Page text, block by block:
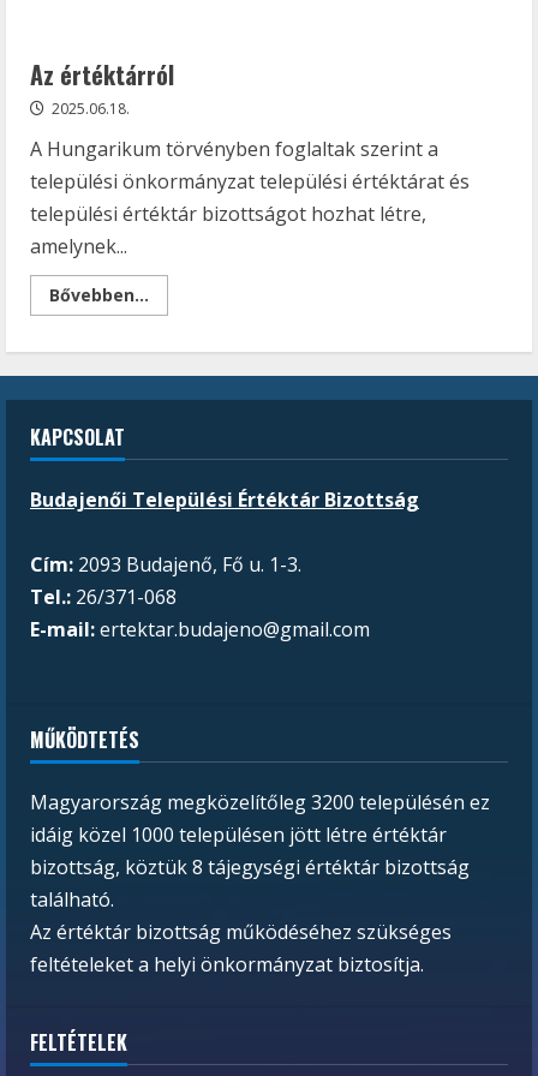
Az értéktárról
2025.06.18.
A Hungarikum törvényben foglaltak szerint a
települési önkormányzat települési értéktárat és
települési értéktár bizottságot hozhat létre,
amelynek...
Bővebben...
more
KAPCSOLAT
Budajenői Települési Értéktár Bizottság
Cím: 2093 Budajenő, Fő u. 1-3.
Tel.: 26/371-068
E-mail:ertektar.budajeno@gmail.com
MŰKÖDTETÉS
Magyarország megközelítőleg 3200 településén ez
idáig közel 1000 településen jött létre értéktár
bizottság, köztük 8 tájegységi értéktár bizottság
található.
Az értéktár bizottság működéséhez szükséges
feltételeket a helyi önkormányzat biztosítja.
FELTÉTELEK